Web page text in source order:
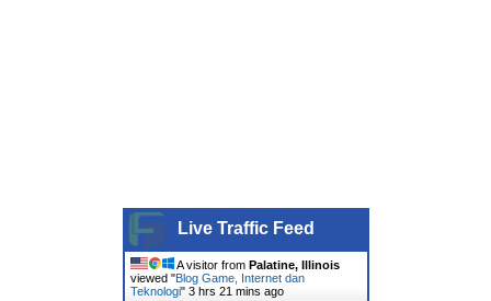
Live Traffic Feed
A visitor from Palatine, Illinois
viewed "Blog Game, Internet dan
Teknologi" 3 hrs 21 mins ago